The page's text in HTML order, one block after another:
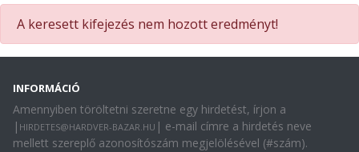
A keresett kifejezés nem hozott eredményt!
INFORMÁCIÓ
Amennyiben töröltetni szeretne egy hirdetést, írjon a
| HIRDETES@HARDVER-BAZAR.HU | e-mail címre a hirdetés neve
mellett szereplő azonosítószám megjelölésével (#szám).